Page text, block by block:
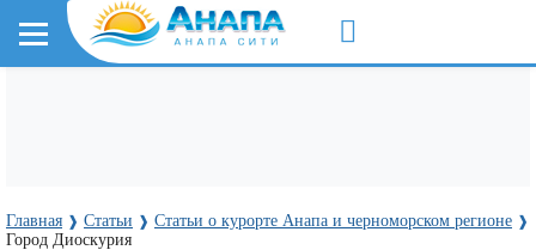
Главная ❱ Статьи ❱ Статьи о курорте Анапа и черноморском регионе ❱
Город Диоскурия